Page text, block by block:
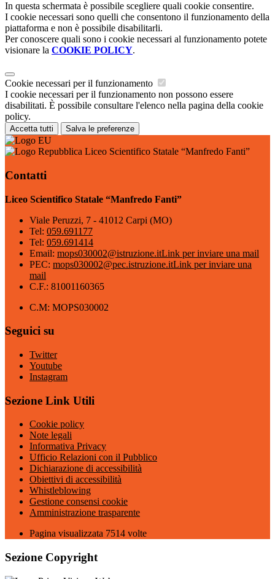
In questa schermata è possibile scegliere quali cookie consentire.
I cookie necessari sono quelli che consentono il funzionamento della
piattaforma e non è possibile disabilitarli.
Per conoscere quali sono i cookie necessari al funzionamento potete
visionare la COOKIE POLICY.
Cookie necessari per il funzionamento
I cookie necessari per il funzionamento non possono essere
disabilitati. È possibile consultare l'elenco nella pagina della cookie
policy.
Accetta tutti Salva le preferenze
Liceo Scientifico Statale “Manfredo Fanti”
Contatti
Liceo Scientifico Statale “Manfredo Fanti”
Viale Peruzzi, 7 - 41012 Carpi (MO)
Tel: 059.691177
Tel: 059.691414
Email: mops030002@istruzione.itLink per inviare una mail
PEC: mops030002@pec.istruzione.itLink per inviare una
mail
C.F.: 81001160365
C.M: MOPS030002
Seguici su
Twitter
Youtube
Instagram
Sezione Link Utili
Cookie policy
Note legali
Informativa Privacy
Ufficio Relazioni con il Pubblico
Dichiarazione di accessibilità
Obiettivi di accessibilità
Whistleblowing
Gestione consensi cookie
Amministrazione trasparente
Pagina visualizzata 7514 volte
Sezione Copyright